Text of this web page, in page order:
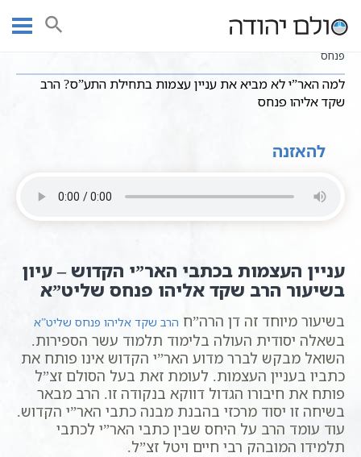
עמוד ראשי שיעורי וידאו
חסידות כללי
למה האר”י לא מביא את עניין עצמות בתחילת התע”ס? הרב שקד אליהו
פנחס
למה האר”י לא מביא את עניין עצמות בתחילת התע”ס? הרב
שקד אליהו פנחס
להאזנה
עניין העצמות בכתבי האר”י הקדוש – עיון
בשיעור הרב שקד אליהו פנחס שליט”א
בשיעור מיוחד זה דן הרה”ח הרב שקד אליהו פנחס שליט”א
בשאלה יסודית העולה בלימוד תלמוד עשר הספירות.
השואל מבקש לברר מדוע האר”י הקדוש אינו פותח את
כתביו בעניין העצמות. לעומת זאת בעל הסולם זצ”ל
פותח את חיבורו הגדול דווקא בנקודה זו. הרב מבאר
בשיחה זו יסוד מרכזי בהבנת מבנה כתבי האר”י הקדוש.
עוד עומד הרב על היחס שבין כתבי האר”י לכתבי
תלמידו המובהק רבי חיים ויטל זצ”ל.